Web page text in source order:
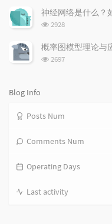
c
l
s
次
数:
浏
次
数:
2928
概率图模型理论与
浏
2697
Blog Info
Posts Num
Comments Num
Operating Days
Last activity